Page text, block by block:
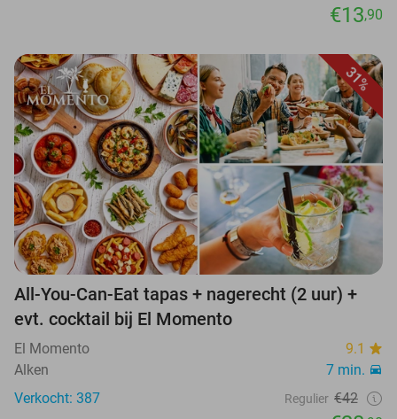
€13,90
31%
All-You-Can-Eat tapas + nagerecht (2 uur) +
evt. cocktail bij El Momento
El Momento
9.1
Alken
7 min.
Verkocht: 387
Regulier €42